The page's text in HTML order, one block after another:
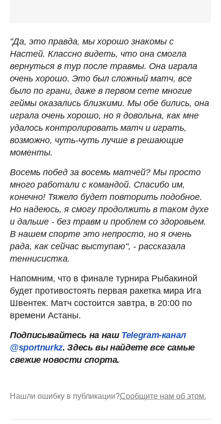
"Да, это правда, мы хорошо знакомы с
Настей. Классно видеть, что она смогла
вернуться в тур после травмы. Она играла
очень хорошо. Это был сложный матч, все
было по грани, даже в первом сете многие
геймы оказались близкими. Мы обе бились, она
играла очень хорошо, но я довольна, как мне
удалось контролировать матч и играть,
возможно, чуть-чуть лучше в решающие
моменты.
Восемь побед за восемь матчей? Мы просто
много работали с командой. Спасибо им,
конечно! Тяжело будет повторить подобное.
Но надеюсь, я смогу продолжить в таком духе
и дальше - без травм и проблем со здоровьем.
В нашем спорте это непросто, но я очень
рада, как сейчас выступаю", - рассказала
теннисистка.
Напомним, что в финале турнира Рыбакиной
будет противостоять первая ракетка мира Ига
Швентек. Матч состоится завтра, в 20:00 по
времени Астаны.
Подписывайтесь на наш Telegram-канал
@sportnurkz. Здесь вы найдете все самые
свежие новости спорта.
Нашли ошибку в публикации?Сообщите нам об этом.